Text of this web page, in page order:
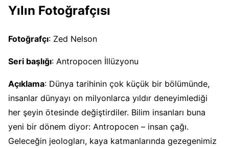
Yılın Fotoğrafçısı
Fotoğrafçı: Zed Nelson
Seri başlığı: Antropocen İllüzyonu
Açıklama: Dünya tarihinin çok küçük bir bölümünde,
insanlar dünyayı on milyonlarca yıldır deneyimlediği
her şeyin ötesinde değiştirdiler. Bilim insanları buna
yeni bir dönem diyor: Antropocen – insan çağı.
Geleceğin jeologları, kaya katmanlarında gezegenimiz